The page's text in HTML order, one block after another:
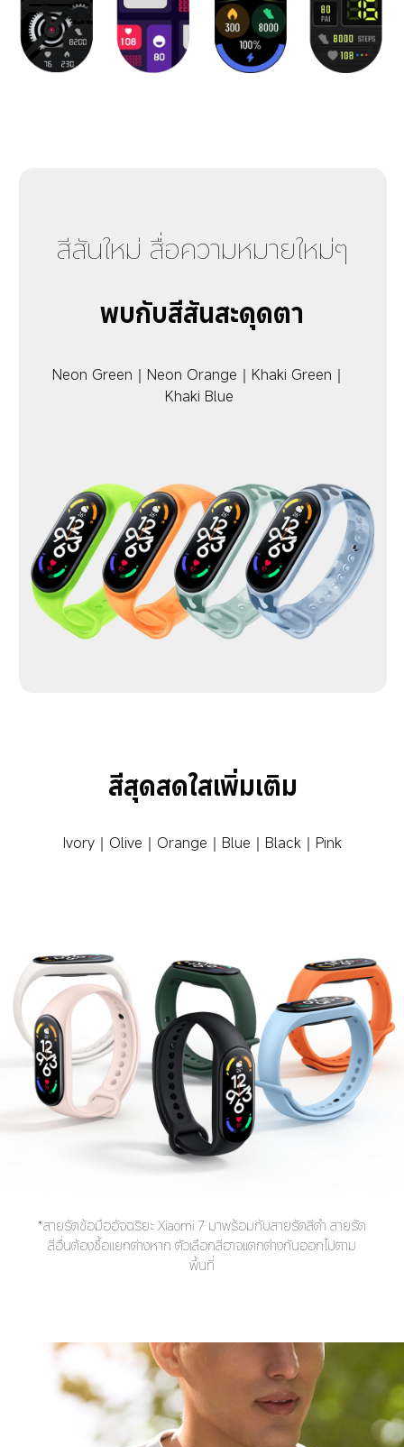
สีสันใหม่ สื่อความหมายใหม่ๆ
พบกับสีสันสะดุดตา
Neon Green｜Neon Orange｜Khaki Green｜
Khaki Blue
สีสุดสดใสเพิ่มเติม
Ivory｜Olive｜Orange｜Blue｜Black｜Pink
*สายรัดข้อมืออัจฉริยะ Xiaomi 7 มาพร้อมกับสายรัดสีดำ สายรัด
สีอื่นต้องซื้อแยกต่างหาก ตัวเลือกสีอาจแตกต่างกันออกไปตาม
พื้นที่